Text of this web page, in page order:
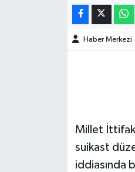
Haber Merkezi
Millet
suikast
iddiasında